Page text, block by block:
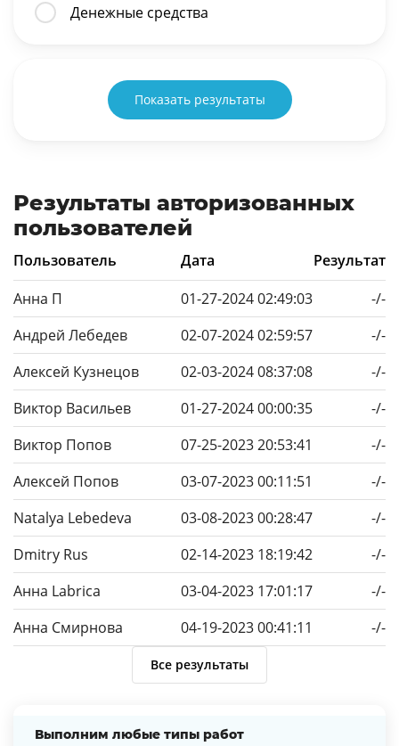
Денежные средства
Показать результаты
Результаты авторизованных
пользователей
Пользователь Дата
Результат
Анна П
01-27-2024 02:49:03
-/-
Андрей Лебедев
02-07-2024 02:59:57
-/-
Алексей Кузнецов
02-03-2024 08:37:08
-/-
Виктор Васильев
01-27-2024 00:00:35
-/-
Виктор Попов
07-25-2023 20:53:41
-/-
Алексей Попов
03-07-2023 00:11:51
-/-
Natalya Lebedeva
03-08-2023 00:28:47
-/-
Dmitry Rus
02-14-2023 18:19:42
-/-
Анна Labrica
03-04-2023 17:01:17
-/-
Анна Смирнова
04-19-2023 00:41:11 -/-
Все результаты
Выполним любые типы работ